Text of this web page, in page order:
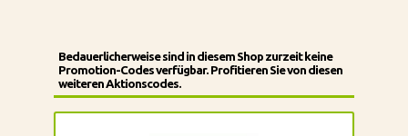
Bedauerlicherweise sind in diesem Shop zurzeit keine
Promotion-Codes verfügbar. Profitieren Sie von diesen
weiteren Aktionscodes.